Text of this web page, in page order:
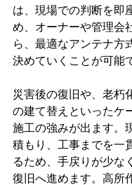
は、現場での判断を即
め、オーナーや管理会
ら、最適なアンテナ方
決めていくことが可能
災害後の復旧や、老朽
の建て替えといったケ
施工の強みが出ます。
積もり、工事までを一
るため、手戻りが少な
復旧へ進めます。高所